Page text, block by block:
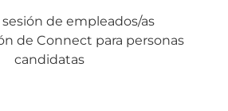
de empleados/as
de Connect para personas
candidatas